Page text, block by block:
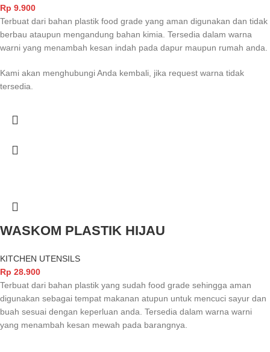
Rp 9.900
Terbuat dari bahan plastik food grade yang aman digunakan dan tidak
berbau ataupun mengandung bahan kimia. Tersedia dalam warna
warni yang menambah kesan indah pada dapur maupun rumah anda.
Kami akan menghubungi Anda kembali, jika request warna tidak
tersedia.
WASKOM PLASTIK HIJAU
KITCHEN UTENSILS
Rp 28.900
Terbuat dari bahan plastik yang sudah food grade sehingga aman
digunakan sebagai tempat makanan atupun untuk mencuci sayur dan
buah sesuai dengan keperluan anda. Tersedia dalam warna warni
yang menambah kesan mewah pada barangnya.